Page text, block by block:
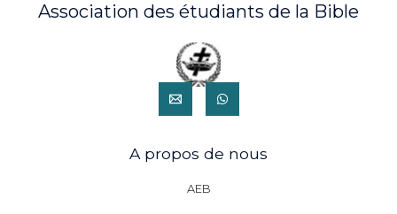
Association des étudiants de la Bible
A propos de nous
AEB